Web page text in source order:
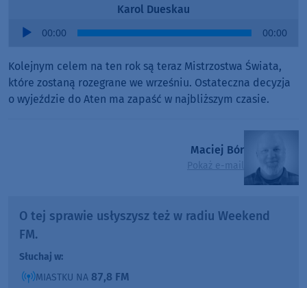
Karol Dueskau
Audio
00:00 00:00
Kolejnym celem na ten rok są teraz Mistrzostwa Świata,
które zostaną rozegrane we wrześniu. Ostateczna decyzja
o wyjeździe do Aten ma zapaść w najbliższym czasie.
Maciej Bór
Pokaż e-mail
O tej sprawie usłyszysz też w radiu Weekend
FM.
Słuchaj w:
MIASTKU NA 87,8 FM